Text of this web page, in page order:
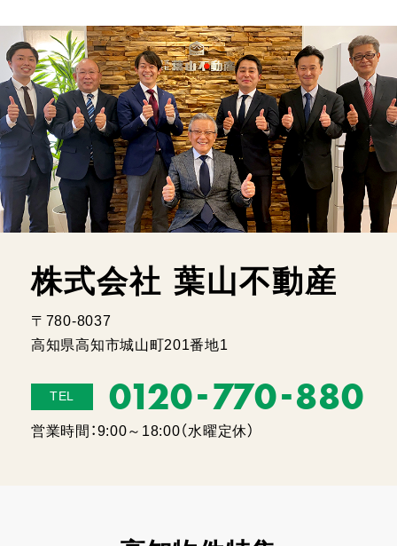
株式会社 葉山不動産
〒780-8037
高知県高知市城山町201番地1
TEL 0120-770-880
営業時間：9:00～18:00（水曜定休）